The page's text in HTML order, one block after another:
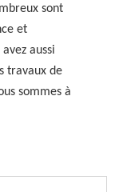
sont
et
aussi
travaux de
sommes à